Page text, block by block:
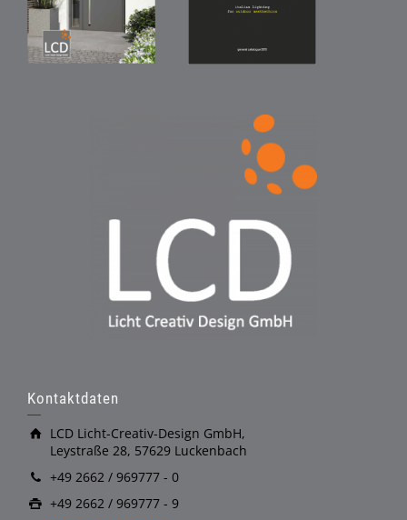
Kontaktdaten
LCD Licht-Creativ-Design GmbH,
Leystraße 28, 57629 Luckenbach
+49 2662 / 969777 - 0
+49 2662 / 969777 - 9